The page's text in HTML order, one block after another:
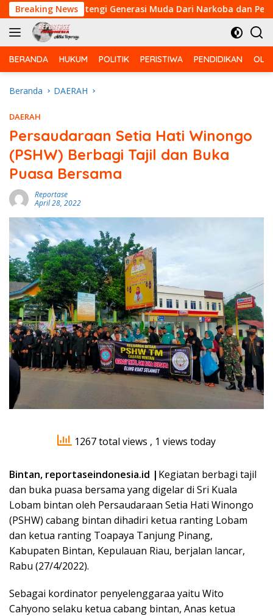
Langsung
ke
konten
Breaking News
Bentengi Generasi Muda Dari Narkoba dan Pelanggaran
BERANDA HUKUM POLITIK PERISTIWA PENDIDIKAN
Beranda DAERAH
DAERAH
Persaudaraan Setia Hati Winongo
(PSHW) Berbagi Tajil dan Buka
Puasa Bersama
Reportase
April 28, 2022
1267 total views , 1 views today
Bintan, reportaseindonesia.id | Kegiatan berbagi tajil
dan buka puasa bersama yang digelar di Sri Kuala
Lobam bintan oleh Persaudaraan Setia Hati Winongo
(PSHW) cabang bintan dihadiri ketua ranting Lobam
dan ketua ranting Toapaya Tanjung Pinang,
Kabupaten Bintan, Kepulauan Riau, berjalan lancar,
Rabu (27/4/2022).
Sebagai kordinator penyelenggaraa yaitu Wito
Cahyono selaku ketua cabang bintan, Anas ketua